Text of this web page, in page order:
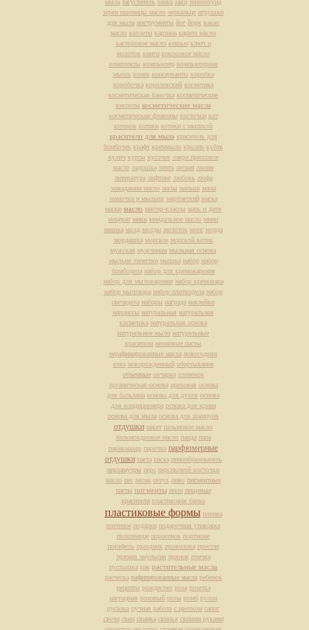
мыла загуститель зайка заяц зенненхунд
зерен пшеницы масло зеркальце игрушки
для мыла инструменты йог йорк какао
масло каллеты карзина карите масло
касторовое масло кешью ключ и
молоток книги кокосовое масло
комплекты компьютер компьютерная
мышь конек консерванты коробка
коробочка королевский косметика
косметическая баночка косметические
кислоты косметические масла
косметические флаконы косточки кот
котенок котики котики с мышклй
красители для мыла краситель для
бомбочек крафт креммыло кролик кубтк
кулич курсы кусочек лавра прессовое
масло ладошка лента лесная лилия
литература лифтинг любовь люфа
макадамии масло малы малыш мама
мамочка и мылыш мартовский маска
маски масло мастер-классы мать и дитя
мацерат мики миндальное масло мини
мишка молд молды молоток мопс морда
мордашка морское морской котик
мужская мужчинам мыльная основа
мыльне лепестки мышка набор набор
бомбодела набор для кремоварения
набор для мыловарения набор кремовара
набор мыловара набор плиткодела набор
свечедела наборы награда наклейки
нарциссы натуральная натуральная
косметика натуральная основа
натуральное мыло натуральные
красители неоновые пасты
нерафинированные масла новогодняя
елка новорожденный обертывания
объемные овчарка олененок
органическая основа ореховая основа
для бальзама основа для духов основа
для кондиционера основа для крема
основа для мыла основа для шампуня
отдушки пакет пальмовое масло
пальмоядровое масло панда папа
парикмахер парочка парфюмерные
отдушки паста пасха пенообразователь
перламутры перс персиковой косточки
масло пес песик петух пиво пигментные
пасты пигменты пион пищевые
красители пластиковая банка
пластиковые формы пленка
плетеное подарки подарочная упаковка
полотенцце поросенок портмоне
портфель праздник проволока простая
прямая эмульсия пряник птичка
пустышка рак растительные масла
расческа рафинированные масла ребенок
рецепты рождество роза розетка
наградная розовый розы ромб рулон
русалка ручная работа с цветком сапог
свечи свин свинка свинья своими руками